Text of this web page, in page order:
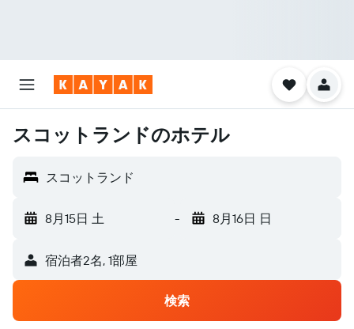
スコットランドのホテル
スコットランド
8月15日 土 - 8月16日 日
宿泊者2名, 1​部屋
検索